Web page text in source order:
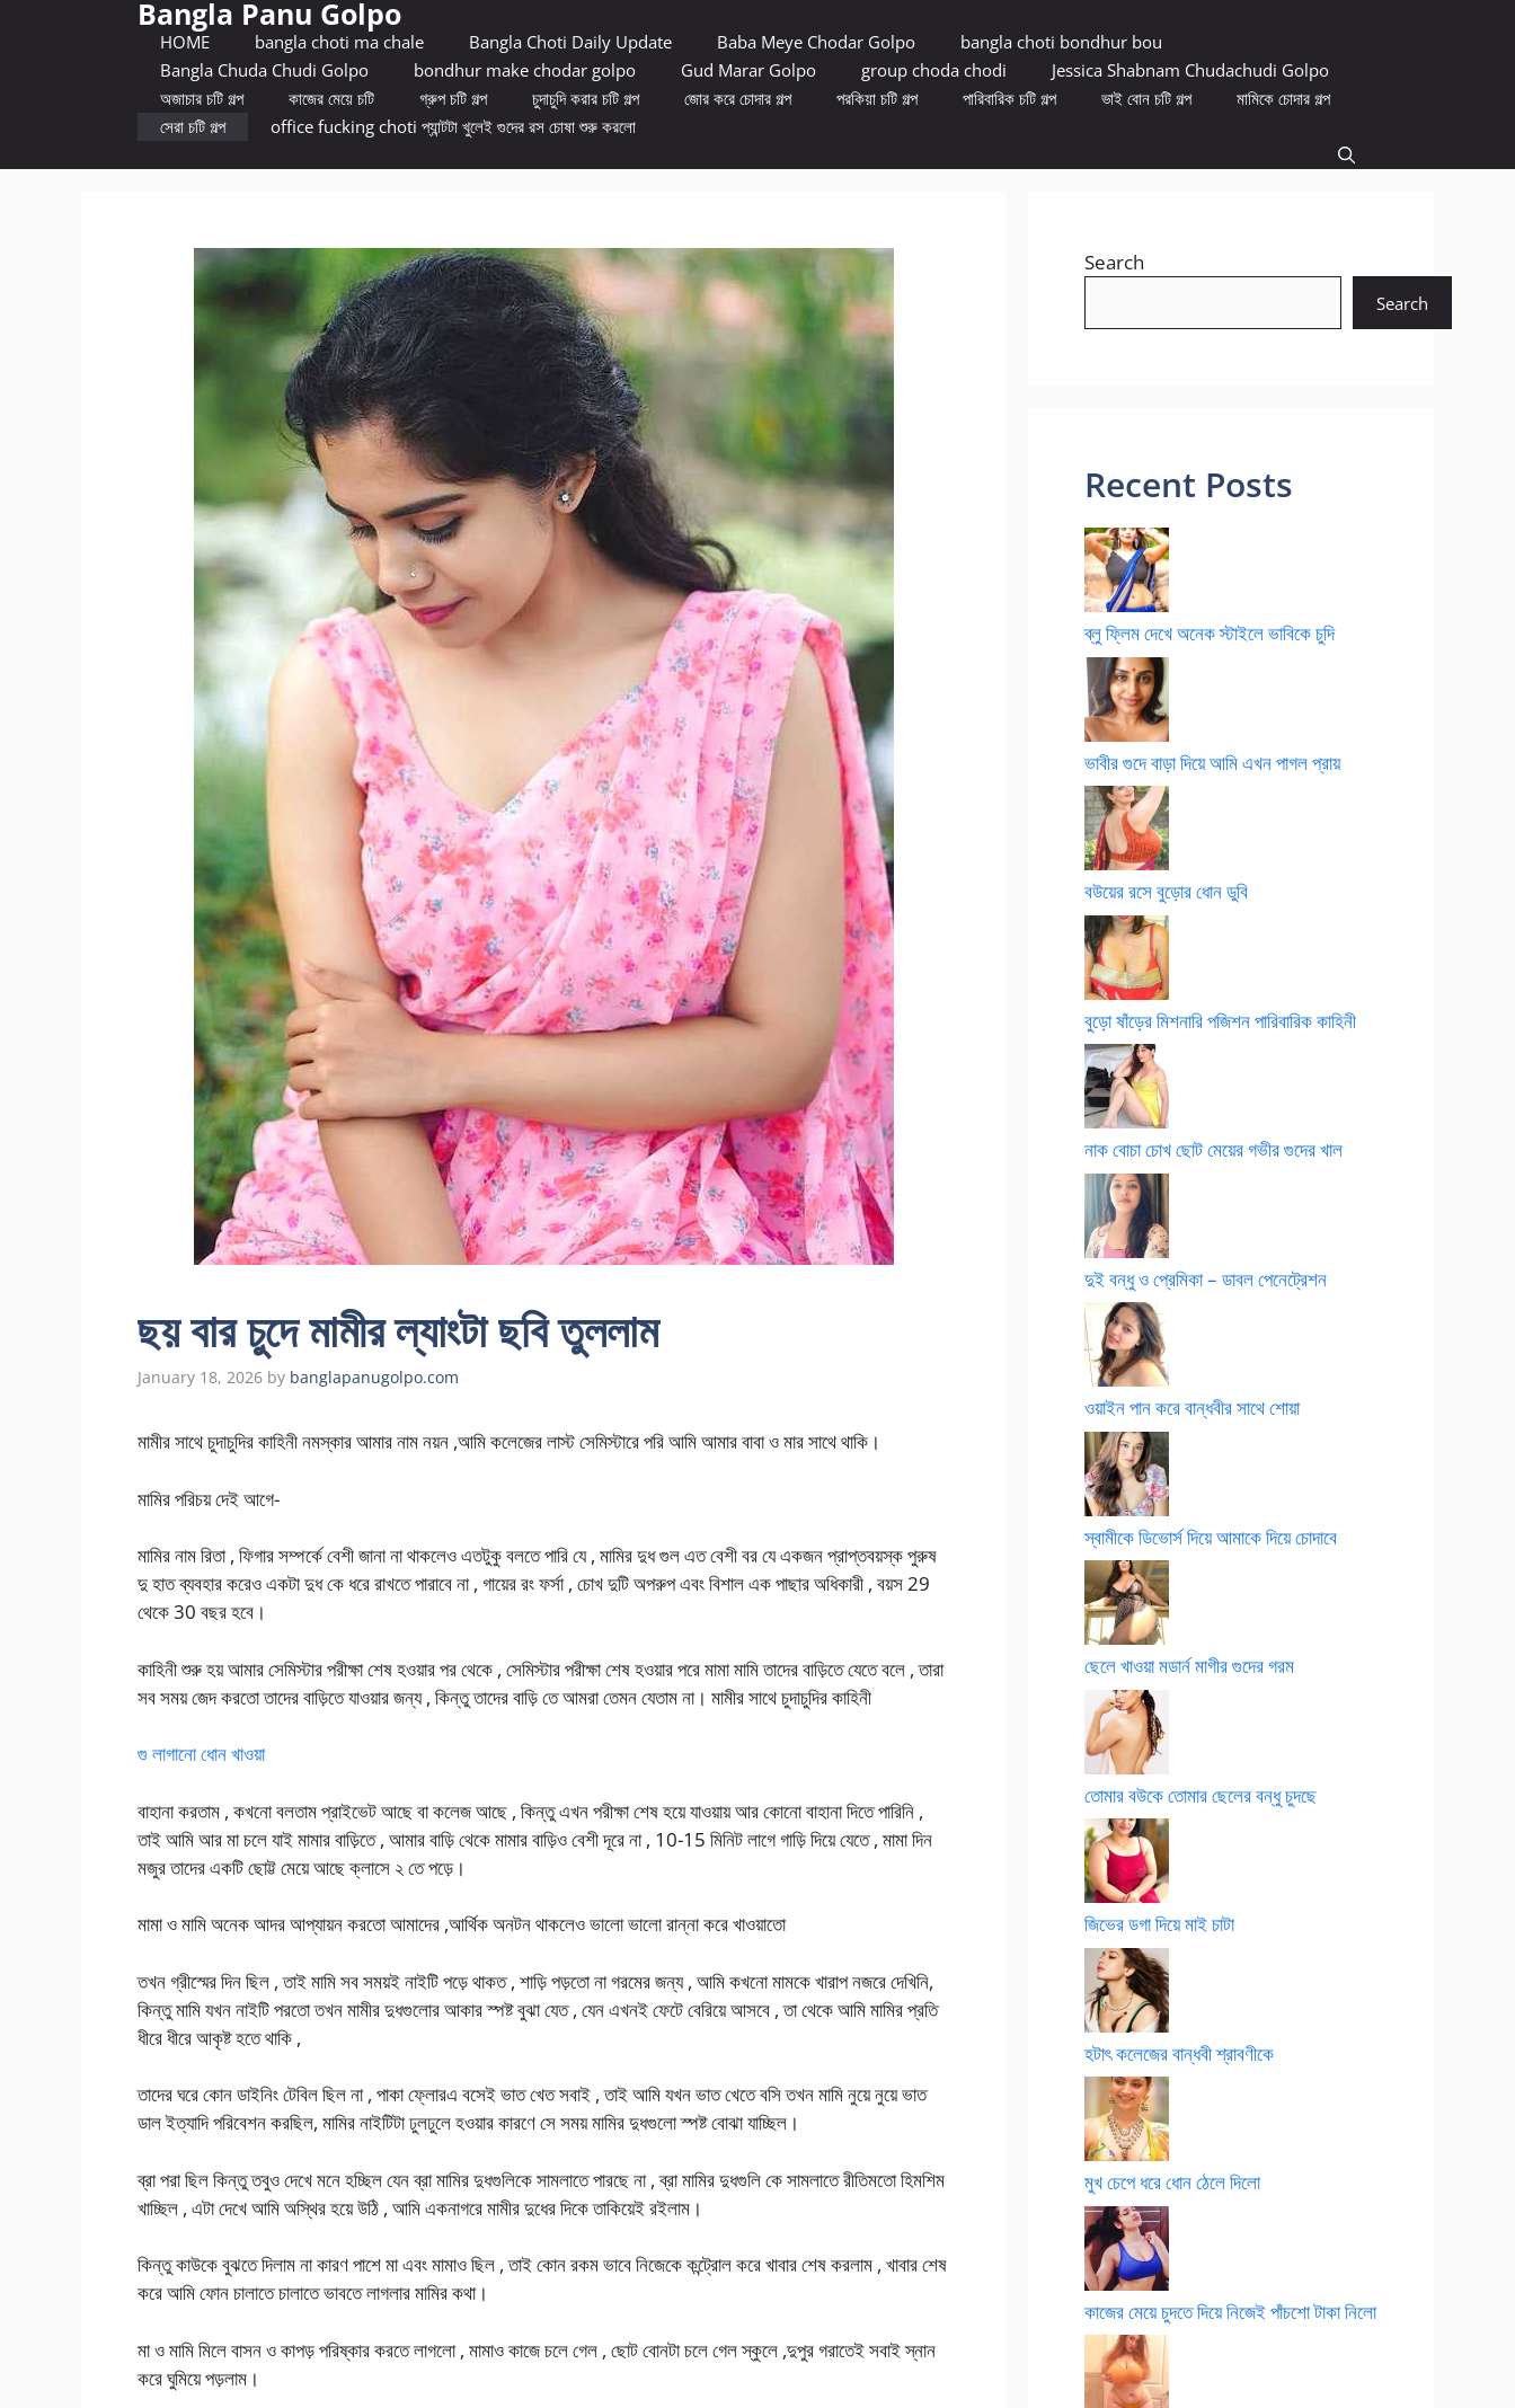
Bangla Panu Golpo
HOME bangla choti ma chale Bangla Choti Daily Update Baba Meye Chodar Golpo
bangla choti bondhur bou
Bangla Chuda Chudi Golpo
bondhur make chodar golpo Gud Marar Golpo group choda chodi
Jessica Shabnam Chudachudi Golpo
অজাচার চটি গল্প
কাজের মেয়ে চটি গ্রুপ চটি গল্প চুদাচুদি করার চটি গল্প জোর করে চোদার গল্প পরকিয়া চটি গল্প পারিবারিক চটি গল্প ভাই বোন চটি গল্প
মামিকে চোদার গল্প
সেরা চটি গল্প
office fucking choti প্যান্টটা খুলেই গুদের রস চোষা শুরু করলো
ছয় বার চুদে মামীর ল্যাংটা ছবি তুললাম
January 18, 2026 by banglapanugolpo.com
মামীর সাথে চুদাচুদির কাহিনী নমস্কার আমার নাম নয়ন ,আমি কলেজের লাস্ট সেমিস্টারে পরি আমি আমার বাবা ও মার সাথে থাকি।
মামির পরিচয় দেই আগে-
মামির নাম রিতা , ফিগার সম্পর্কে বেশী জানা না থাকলেও এতটুকু বলতে পারি যে , মামির দুধ গুল এত বেশী বর যে একজন প্রাপ্তবয়স্ক পুরুষ
দু হাত ব্যবহার করেও একটা দুধ কে ধরে রাখতে পারাবে না , গায়ের রং ফর্সা , চোখ দুটি অপরুপ এবং বিশাল এক পাছার অধিকারী , বয়স 29
থেকে 30 বছর হবে।
কাহিনী শুরু হয় আমার সেমিস্টার পরীক্ষা শেষ হওয়ার পর থেকে , সেমিস্টার পরীক্ষা শেষ হওয়ার পরে মামা মামি তাদের বাড়িতে যেতে বলে , তারা
সব সময় জেদ করতো তাদের বাড়িতে যাওয়ার জন্য , কিন্তু তাদের বাড়ি তে আমরা তেমন যেতাম না। মামীর সাথে চুদাচুদির কাহিনী
গু লাগানো ধোন খাওয়া
বাহানা করতাম , কখনো বলতাম প্রাইভেট আছে বা কলেজ আছে , কিন্তু এখন পরীক্ষা শেষ হয়ে যাওয়ায় আর কোনো বাহানা দিতে পারিনি ,
তাই আমি আর মা চলে যাই মামার বাড়িতে , আমার বাড়ি থেকে মামার বাড়িও বেশী দূরে না , 10-15 মিনিট লাগে গাড়ি দিয়ে যেতে , মামা দিন
মজুর তাদের একটি ছোট্ট মেয়ে আছে ক্লাসে ২ তে পড়ে।
মামা ও মামি অনেক আদর আপ্যায়ন করতো আমাদের ,আর্থিক অনটন থাকলেও ভালো ভালো রান্না করে খাওয়াতো
তখন গ্রীস্মের দিন ছিল , তাই মামি সব সময়ই নাইটি পড়ে থাকত , শাড়ি পড়তো না গরমের জন্য , আমি কখনো মামকে খারাপ নজরে দেখিনি,
কিন্তু মামি যখন নাইটি পরতো তখন মামীর দুধগুলোর আকার স্পষ্ট বুঝা যেত , যেন এখনই ফেটে বেরিয়ে আসবে , তা থেকে আমি মামির প্রতি
ধীরে ধীরে আকৃষ্ট হতে থাকি ,
তাদের ঘরে কোন ডাইনিং টেবিল ছিল না , পাকা ফ্লোরএ বসেই ভাত খেত সবাই , তাই আমি যখন ভাত খেতে বসি তখন মামি নুয়ে নুয়ে ভাত
ডাল ইত্যাদি পরিবেশন করছিল, মামির নাইটিটা ঢুলঢুলে হওয়ার কারণে সে সময় মামির দুধগুলো স্পষ্ট বোঝা যাচ্ছিল।
ব্রা পরা ছিল কিন্তু তবুও দেখে মনে হচ্ছিল যেন ব্রা মামির দুধগুলিকে সামলাতে পারছে না , ব্রা মামির দুধগুলি কে সামলাতে রীতিমতো হিমশিম
খাচ্ছিল , এটা দেখে আমি অস্থির হয়ে উঠি , আমি একনাগরে মামীর দুধের দিকে তাকিয়েই রইলাম।
কিন্তু কাউকে বুঝতে দিলাম না কারণ পাশে মা এবং মামাও ছিল , তাই কোন রকম ভাবে নিজেকে কন্ট্রোল করে খাবার শেষ করলাম , খাবার শেষ
করে আমি ফোন চালাতে চালাতে ভাবতে লাগলার মামির কথা।
মা ও মামি মিলে বাসন ও কাপড় পরিষ্কার করতে লাগলো , মামাও কাজে চলে গেল , ছোট বোনটা চলে গেল স্কুলে ,দুপুর গরাতেই সবাই স্নান
করে ঘুমিয়ে পড়লাম।
Search
Search
Recent Posts
ব্লু ফ্লিম দেখে অনেক স্টাইলে ভাবিকে চুদি
ভাবীর গুদে বাড়া দিয়ে আমি এখন পাগল প্রায়
বউয়ের রসে বুড়োর ধোন ডুবি
বুড়ো ষাঁড়ের মিশনারি পজিশন পারিবারিক কাহিনী
নাক বোচা চোখ ছোট মেয়ের গভীর গুদের খাল
দুই বন্ধু ও প্রেমিকা – ডাবল পেনেট্রেশন
ওয়াইন পান করে বান্ধবীর সাথে শোয়া
স্বামীকে ডিভোর্স দিয়ে আমাকে দিয়ে চোদাবে
ছেলে খাওয়া মডার্ন মাগীর গুদের গরম
তোমার বউকে তোমার ছেলের বন্ধু চুদছে
জিভের ডগা দিয়ে মাই চাটা
হটাৎ কলেজের বান্ধবী শ্রাবণীকে
মুখ চেপে ধরে ধোন ঠেলে দিলো
কাজের মেয়ে চুদতে দিয়ে নিজেই পাঁচশো টাকা নিলো